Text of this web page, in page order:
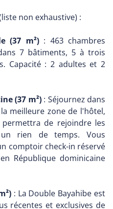
non exhaustive) :
(37 m²): 463 chambres
7 bâtiments, 5 à trois
Capacité : 2 adultes et 2
(37 m²): Séjournez dans
meilleure zone de l'hôtel,
de rejoindre les
rien de temps. Vous
comptoir check-in réservé
République dominicaine
: La Double Bayahibe est
récentes et exclusives de